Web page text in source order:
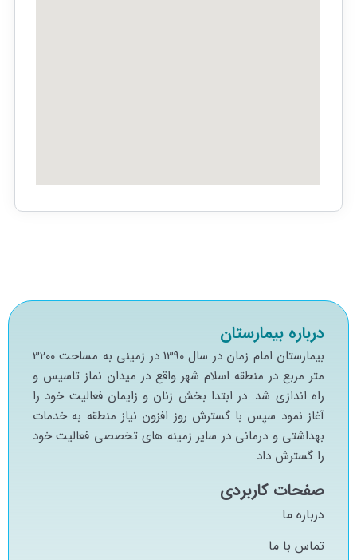
درباره بیمارستان
بيمارستان امام زمان در سال 1390 در زميني به مساحت 3200
متر مربع در منطقه اسلام شهر واقع در ميدان نماز تاسيس و
راه اندازي شد. در ابتدا بخش زنان و زايمان فعاليت خود را
آغاز نمود سپس با گسترش روز افزون نياز منطقه به خدمات
بهداشتي و درماني در ساير زمينه هاي تخصصي فعاليت خود
را گسترش داد.
صفحات کاربردی
درباره ما
تماس با ما